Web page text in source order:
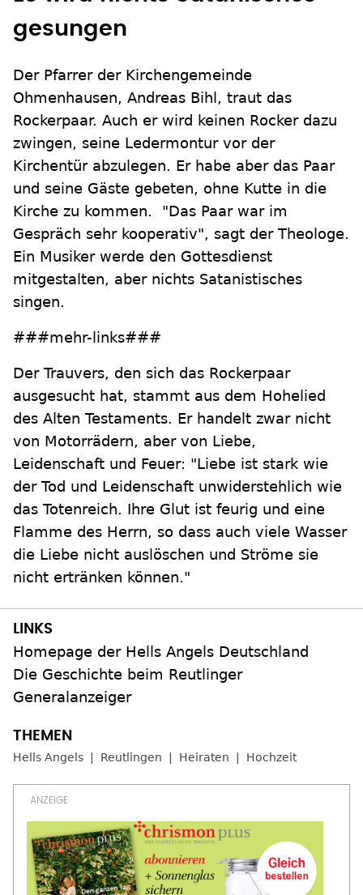
gesungen
Der Pfarrer der Kirchengemeinde
Ohmenhausen, Andreas Bihl, traut das
Rockerpaar. Auch er wird keinen Rocker dazu
zwingen, seine Ledermontur vor der
Kirchentür abzulegen. Er habe aber das Paar
und seine Gäste gebeten, ohne Kutte in die
Kirche zu kommen. "Das Paar war im
Gespräch sehr kooperativ", sagt der Theologe.
Ein Musiker werde den Gottesdienst
mitgestalten, aber nichts Satanistisches
singen.
###mehr-links###
Der Trauvers, den sich das Rockerpaar
ausgesucht hat, stammt aus dem Hohelied
des Alten Testaments. Er handelt zwar nicht
von Motorrädern, aber von Liebe,
Leidenschaft und Feuer: "Liebe ist stark wie
der Tod und Leidenschaft unwiderstehlich wie
das Totenreich. Ihre Glut ist feurig und eine
Flamme des Herrn, so dass auch viele Wasser
die Liebe nicht auslöschen und Ströme sie
nicht ertränken können."
Homepage der Hells Angels Deutschland
Die Geschichte beim Reutlinger
Generalanzeiger
Hells Angels Reutlingen Heiraten Hochzeit